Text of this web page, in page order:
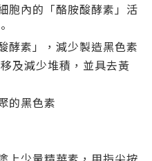
胞內的「酪胺酸酵素」活
酵素」，減少製造黑色素
及減少堆積，並具去黃
的黑色素